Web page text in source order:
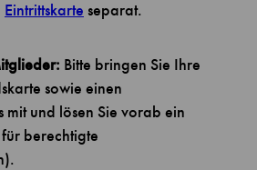
Eintrittskarte separat.
Bitte bringen Sie Ihre
sowie einen
mit und lösen Sie vorab ein
berechtigte